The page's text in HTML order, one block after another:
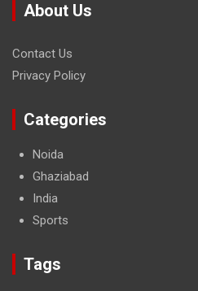
About Us
Contact Us
Privacy Policy
Categories
Noida
Ghaziabad
India
Sports
Tags